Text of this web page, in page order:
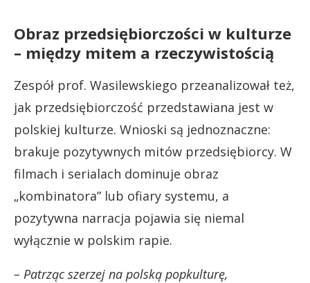
Obraz przedsiębiorczości w kulturze
– między mitem a rzeczywistością
Zespół prof. Wasilewskiego przeanalizował też,
jak przedsiębiorczość przedstawiana jest w
polskiej kulturze. Wnioski są jednoznaczne:
brakuje pozytywnych mitów przedsiębiorcy. W
filmach i serialach dominuje obraz
„kombinatora” lub ofiary systemu, a
pozytywna narracja pojawia się niemal
wyłącznie w polskim rapie.
– Patrząc szerzej na polską popkulturę,